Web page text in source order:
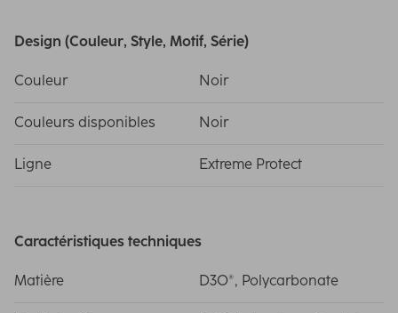
Design (Couleur, Style, Motif, Série)
Couleur Noir
Couleurs disponibles Noir
Ligne Extreme Protect
Caractéristiques techniques
Matière D3O®, Polycarbonate